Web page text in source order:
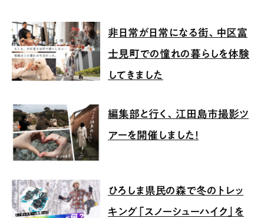
非日常が日常になる街、中区富
士見町での憧れの暮らしを体験
してきました
編集部と行く、江田島市撮影ツ
アーを開催しました！
ひろしま県民の森で冬のトレッ
キング「スノーシューハイク」を